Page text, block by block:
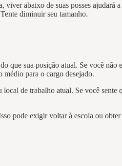
abaixo de suas posses ajudará
diminuir seu tamanho.
sua posição atual. Se você
médio para o cargo desejado.
de trabalho atual. Se você
pode exigir voltar à escola ou